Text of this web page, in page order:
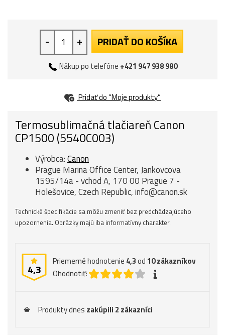
- + PRIDAŤ DO KOŠÍKA
Nákup po telefóne +421 947 938 980
Pridať do “Moje produkty”
Termosublimačná tlačiareň Canon
CP1500 (5540C003)
Výrobca:Canon
Prague Marina Office Center, Jankovcova
1595/14a - vchod A, 170 00 Prague 7 -
Holešovice, Czech Republic, info@canon.sk
Technické špecifikácie sa môžu zmeniť bez predchádzajúceho
upozornenia. Obrázky majú iba informatívny charakter.
4,3
Priemerné hodnotenie 4,3od 10zákazníkov
Ohodnotiť:
Produkty dnes zakúpili 2 zákazníci